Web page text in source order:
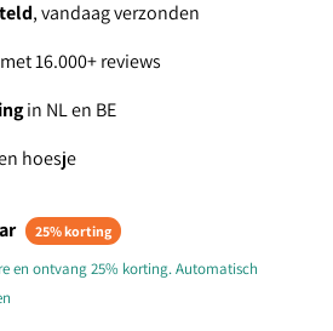
, vandaag verzonden
16.000+ reviews
in NL en BE
hoesje
25% korting
en ontvang 25% korting. Automatisch